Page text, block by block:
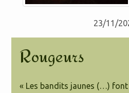
23/11/
Rougeurs
« Les bandits jaunes (…) font